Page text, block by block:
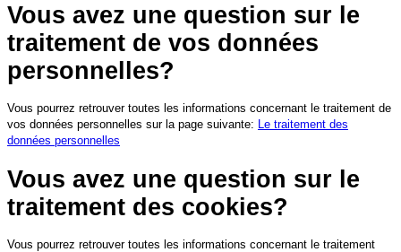
Vous avez une question sur le
traitement de vos données
personnelles?
Vous pourrez retrouver toutes les informations concernant le traitement de
vos données personnelles sur la page suivante: Le traitement des
données personnelles
Vous avez une question sur le
traitement des cookies?
Vous pourrez retrouver toutes les informations concernant le traitement